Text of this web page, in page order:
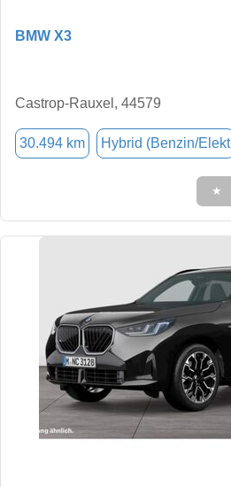
BMW X3
Castrop-Rauxel, 44579
30.494 km Hybrid (Benzin/Elekt
★